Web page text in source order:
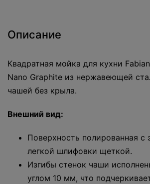
Описание
Квадратная мойка для кухни
Nano Graphite из нержавеющей
чашей без крыла.
Внешний вид:
Поверхность полированная с
легкой шлифовки щеткой.
Изгибы стенок чаши
углом 10 мм, что